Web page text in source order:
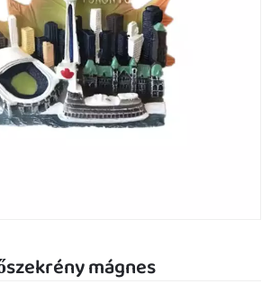
mágnes